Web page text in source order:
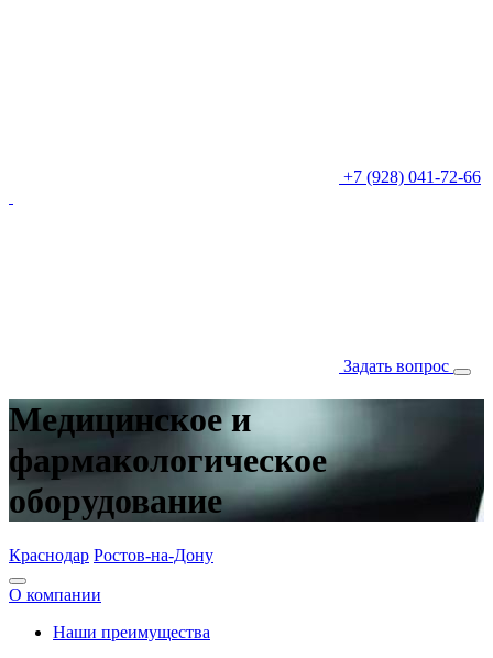
+7 (928) 041-72-66
Задать вопрос
Медицинское и
фармакологическое
оборудование
Краснодар Ростов-на-Дону
О компании
Наши преимущества